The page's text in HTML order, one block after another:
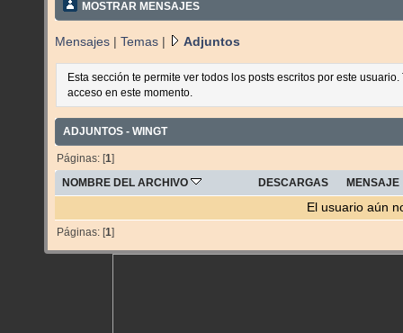
MOSTRAR MENSAJES
Mensajes | Temas | Adjuntos
Esta sección te permite ver todos los posts escritos por este
acceso en este momento.
ADJUNTOS - WINGT
Páginas: [1]
NOMBRE DEL ARCHIVO DESCARGAS MENSAJE
El usuario aún
Páginas: [1]